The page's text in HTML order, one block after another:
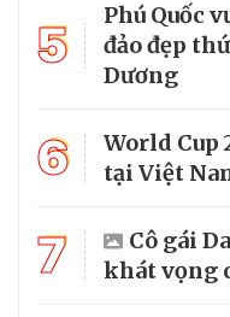
5
Phú Quốc
đảo đẹp
Dương
6
World Cup
tại Việt
7
Cô gái
khát vọng